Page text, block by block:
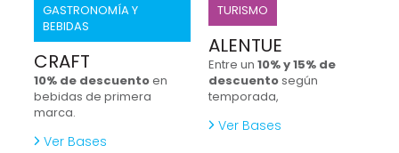
GASTRONOMÍA Y
BEBIDAS
CRAFT
10% de descuentoen
bebidas de primera
marca.
Ver Bases
TURISMO
ALENTUE
Entre un 10% y 15% de
descuentosegún
temporada,
Ver Bases